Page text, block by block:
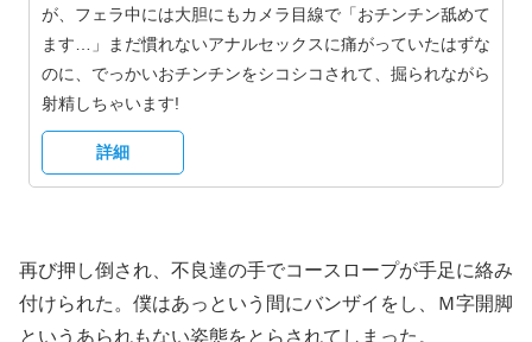
が、フェラ中には大胆にもカメラ目線で「おチンチン舐めて
ます…」まだ慣れないアナルセックスに痛がっていたはずな
のに、でっかいおチンチンをシコシコされて、掘られながら
射精しちゃいます!
詳細
再び押し倒され、不良達の手でコースロープが手足に絡み
付けられた。僕はあっという間にバンザイをし、Ｍ字開脚
というあられもない姿態をとらされてしまった。